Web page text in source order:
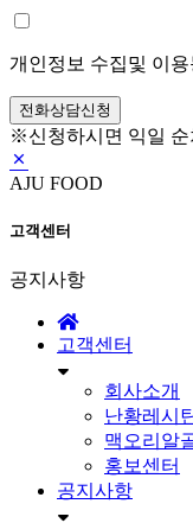
개인정보 수집및 이용
전화상담신청
※신청하시면 익일 순
AJU FOOD
고객센터
공지사항
고객센터
회사소개
난황레시
맥오리알
홍보센터
공지사항